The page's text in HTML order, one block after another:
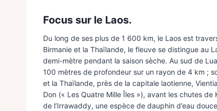
Focus sur le Laos.
Du long de ses plus de 1 600 km, le Laos est
Birmanie et la Thaïlande, le fleuve se distingue au
demi-mètre pendant la saison sèche. Au sud de
100 mètres de profondeur sur un rayon de 4 km ;
et la Thaïlande, près de la capitale laotienne,
Don (« Les Quatre Mille Îles »), avant les chutes
de l’Irrawaddy, une espèce de dauphin d’eau